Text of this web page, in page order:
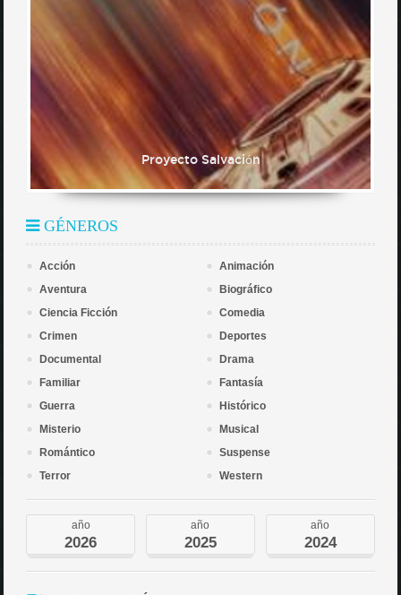
Proyecto Salvación
GÉNEROS
Acción
Animación
Aventura
Biográfico
Ciencia Ficción
Comedia
Crimen
Deportes
Documental
Drama
Familiar
Fantasía
Guerra
Histórico
Misterio
Musical
Romántico
Suspense
Terror
Western
año
2026
año
2025
año
2024